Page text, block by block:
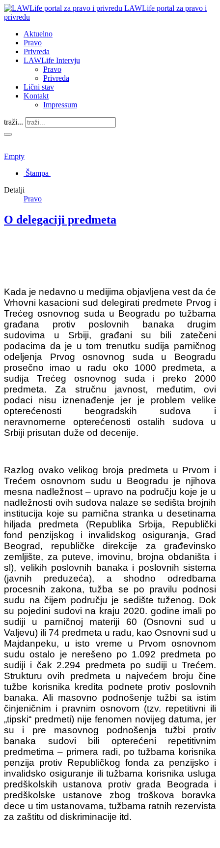
LAWLife portal za pravo i
privredu
Aktuelno
Pravo
Privreda
LAWLife Intervju
Pravo
Privreda
Lični stav
Kontakt
Impressum
traži...
Empty
Štampa
Detalji
Pravo
O delegaciji predmeta
Kada je nedavno u medijima objavljena vest da će
Vrhovni kasacioni sud delegirati predmete Prvog i
Trećeg osnovnog suda u Beogradu po tužbama
građana protiv poslovnih banaka drugim
sudovima u Srbiji, građani su bili zatečeni
podacima da je u tom trenutku sudija parničnog
odeljenja Prvog osnovnog suda u Beogradu
prosečno imao u radu oko 1000 predmeta, a
sudija Trećeg osnovnog suda i preko 2000
predmeta. Za stručnu javnost, međutim, ovi
podaci nisu iznenađenje jer je problem velike
opterećenosti beogradskih sudova i
neravnomerne opterećenosti ostalih sudova u
Srbiji prisutan duže od decenije.
Razlog ovako velikog broja predmeta u Prvom i
Trećem osnovnom sudu u Beogradu je njihova
mesna nadležnost – upravo na području koje je u
nadležnosti ovih sudova nalaze se sedišta brojnih
institucija koje su parnična stranka u desetinama
hiljada predmeta (Republika Srbija, Republički
fond penzijskog i invalidskog osiguranja, Grad
Beograd, republičke direkcije za građevinsko
zemljište, za puteve, imovinu, brojna obdaništa i
sl), velikih poslovnih banaka i poslovnih sistema
(javnih preduzeća), a shodno odredbama
procesnih zakona, tužba se po pravilu podnosi
sudu na čijem području je sedište tuženog. Dok
su pojedini sudovi na kraju 2020. godine imali po
sudiji u parničnoj materiji 60 (Osnovni sud u
Valjevu) ili 74 predmeta u radu, kao Osnovni sud u
Majdanpeku, u isto vreme u Prvom osnovnom
sudu ostalo je nerešeno po 1.092 predmeta po
sudiji i čak 2.294 predmeta po sudiji u Trećem.
Strukturu ovih predmeta u najvećem broju čine
tužbe korisnika kredita podnete protiv poslovnih
banaka. Ali masovno podnošenje tužbi sa istim
činjeničnim i pravnim osnovom (tzv. repetitivni ili
„tipski“ predmeti) nije fenomen novijeg datuma, jer
su i pre masovnog podnošenja tužbi protiv
banaka sudovi bili opterećeni repetitivnim
predmetima – primera radi, po tužbama korisnika
penzija protiv Republičkog fonda za penzijsko i
invalidsko osiguranje ili tužbama korisnika usluga
predškolskih ustanova protiv grada Beograda i
predškolske ustanove zbog troškova boravka
dece u tim ustanovama, tužbama ratnih rezervista
za zaštitu od diskriminacije itd.